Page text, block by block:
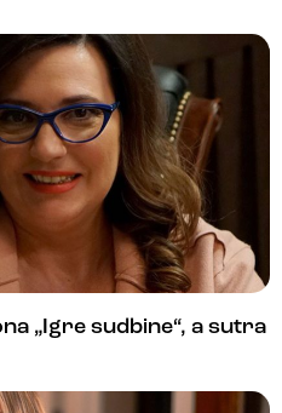
„Igre sudbine“, a sutra